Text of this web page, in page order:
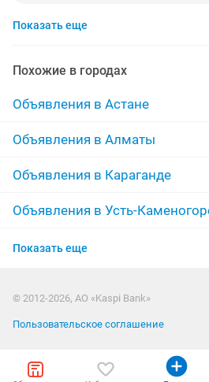
ремонт холодильники морозильники
холодильники lg холодильники
кондиционеры холодильники
Показать еще
Похожие в городах
Объявления в Астане
Объявления в Алматы
Объявления в Караганде
Объявления в Усть-
Объявления в Актобе
Объявления в Костанае
Объявления в Павлодаре
Показать еще
© 2012-2026, АО «Kaspi Bank»
Пользовательское соглашение